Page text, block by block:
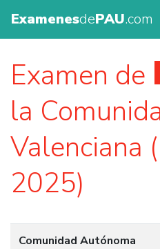
ExamenesdePAU.com
Examen de
la
Valenciana
2025)
Comunidad Autónoma